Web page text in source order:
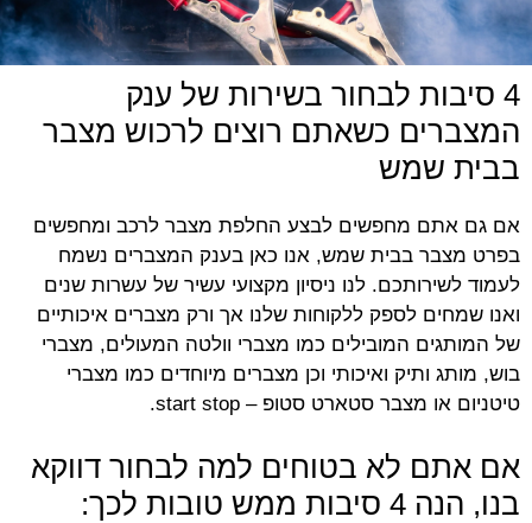
4 סיבות לבחור בשירות של ענק
המצברים כשאתם רוצים לרכוש מצבר
בבית שמש
אם גם אתם מחפשים לבצע החלפת מצבר לרכב ומחפשים
בפרט מצבר בבית שמש, אנו כאן בענק המצברים נשמח
לעמוד לשירותכם. לנו ניסיון מקצועי עשיר של עשרות שנים
ואנו שמחים לספק ללקוחות שלנו אך ורק מצברים איכותיים
של המותגים המובילים כמו מצברי וולטה המעולים, מצברי
בוש, מותג ותיק ואיכותי וכן מצברים מיוחדים כמו מצברי
טיטניום או מצבר סטארט סטופ – start stop.
אם אתם לא בטוחים למה לבחור דווקא
בנו, הנה 4 סיבות ממש טובות לכך: